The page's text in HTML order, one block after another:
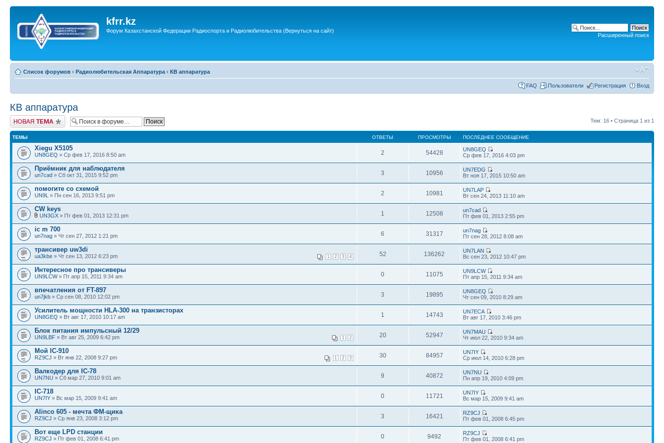
kfrr.kz
Форум Казахстанской Федерации Радиоспорта и Радиолюбительства (Вернуться на сайт)
Расширенный поиск
Список форумов ‹ Радиолюбительская Аппаратура ‹ КВ аппаратура
FAQ Пользователи Регистрация Вход
КВ аппаратура
Новая тема Тем: 16 • Страница 1 из 1
ТЕМЫ ОТВЕТЫ ПРОСМОТРЫ ПОСЛЕДНЕЕ СООБЩЕНИЕ
Xiegu X5105
UN8GEQ » Ср фев 17, 2016 8:50 am 2 54428
UN8GEQ
Ср фев 17, 2016 4:03 pm
Приёмник для наблюдателя
un7cad » Сб окт 31, 2015 9:52 pm 3 10956
UN7EDG
Вт ноя 17, 2015 10:50 am
помогите со схемой
UN9L » Пн сен 16, 2013 9:51 pm 2 10981
UN7LAP
Вт сен 24, 2013 11:10 am
CW keys
UN3GX » Пт фев 01, 2013 12:31 pm 1 12508
un7cad
Пт фев 01, 2013 2:55 pm
ic m 700
un7nag » Чт сен 27, 2012 1:21 pm 6 31317
un7nag
Пт сен 28, 2012 8:08 am
трансивер uw3di
1 2 3 4
ua3kbe » Чт сен 13, 2012 6:23 pm 52 136262
UN7LAN
Вс сен 23, 2012 10:47 pm
Интересное про трансиверы
UN9LCW» Пт апр 15, 2011 9:34 am 0 11075
UN9LCW
Пт апр 15, 2011 9:34 am
впечатления от FT-897
un7jkb » Ср сен 08, 2010 12:02 pm 3 19895
UN8GEQ
Чт сен 09, 2010 8:29 am
Усилитель мощности HLA-300 на транзисторах
UN8GEQ » Вт авг 17, 2010 10:17 am 1 14743
UN7ECA
Вт авг 17, 2010 3:46 pm
Блок питания импульсный 12/29
1 2
UN9LBF » Вт авг 25, 2009 6:42 pm 20 52947
UN7MAU
Чт июл 22, 2010 9:34 am
Мой IC-910
1 2 3
RZ9CJ » Вт янв 22, 2008 9:27 pm 30 84957
UN7IY
Ср июл 14, 2010 6:28 pm
Валкодер для IC-78
UN7NU » Сб мар 27, 2010 9:01 am 9 40872
UN7NU
Пн апр 19, 2010 4:09 pm
IC-718
UN7IY » Вс мар 15, 2009 9:41 am 0 11721
UN7IY
Вс мар 15, 2009 9:41 am
Alinco 605 - мечта ФМ-щика
RZ9CJ » Ср янв 23, 2008 3:12 pm 3 16421
RZ9CJ
Пт фев 01, 2008 6:45 pm
Вот еще LPD станции
RZ9CJ » Пт фев 01, 2008 6:41 pm 0 9492
RZ9CJ
Пт фев 01, 2008 6:41 pm